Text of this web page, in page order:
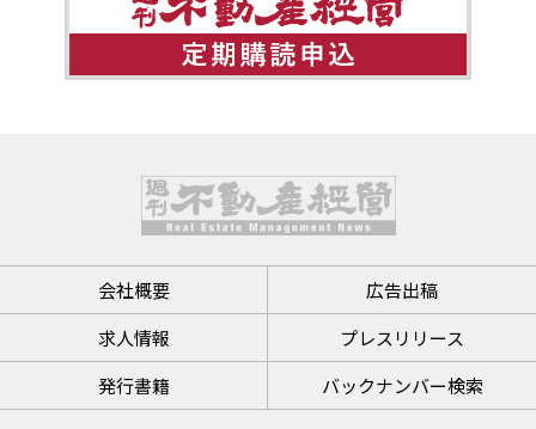
会社概要
広告出稿
求人情報
プレスリリース
発行書籍
バックナンバー検索